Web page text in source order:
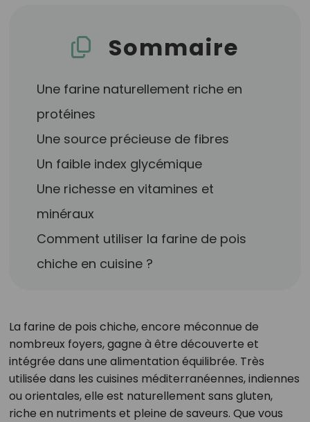
Sommaire
Une farine naturellement riche en
protéines
Une source précieuse de fibres
Un faible index glycémique
Une richesse en vitamines et
minéraux
Comment utiliser la farine de pois
chiche en cuisine ?
La farine de pois chiche, encore méconnue de
nombreux foyers, gagne à être découverte et
intégrée dans une alimentation équilibrée. Très
utilisée dans les cuisines méditerranéennes, indiennes
ou orientales, elle est naturellement sans gluten,
riche en nutriments et pleine de saveurs. Que vous